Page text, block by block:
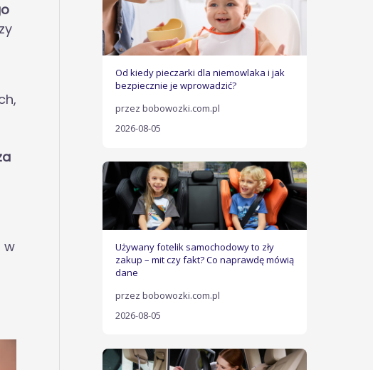
w
Od kiedy pieczarki dla niemowlaka i jak
bezpiecznie je wprowadzić?
przez bobowozki.com.pl
2026-08-05
Używany fotelik samochodowy to zły
zakup – mit czy fakt? Co naprawdę mówią
dane
przez bobowozki.com.pl
2026-08-05